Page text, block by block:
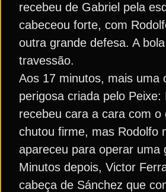
recebeu de Gabriel pela
cabeceou forte, com
outra grande defesa. A
travessão.
Aos 17 minutos, mais uma
perigosa criada pelo Peixe:
recebeu cara a cara com o
chutou firme, mas Rodolfo
apareceu para operar uma
Minutos depois, Victor
cabeça de Sánchez que